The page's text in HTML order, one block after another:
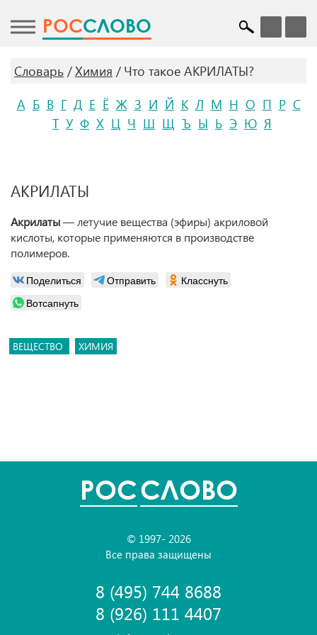
POCСЛОВО
Словарь Химия
Что такое АКРИЛАТЫ?
А Б В Г Д Е Ё Ж З И Й К Л М Н О П Р С
Т У Ф Х Ц Ч Ш Щ Ъ Ы Ь Э Ю Я
АКРИЛАТЫ
Акрилаты— летучие вещества (эфиры) акриловой
кислоты, которые применяются в производстве
полимеров.
Поделиться Отправить
Класснуть
Вотсапнуть
ВЕЩЕСТВО ХИМИЯ
POCСЛОВО
© 1997- 2026
Все права защищены
8 (495) 744 8688
8 (926) 111 4407